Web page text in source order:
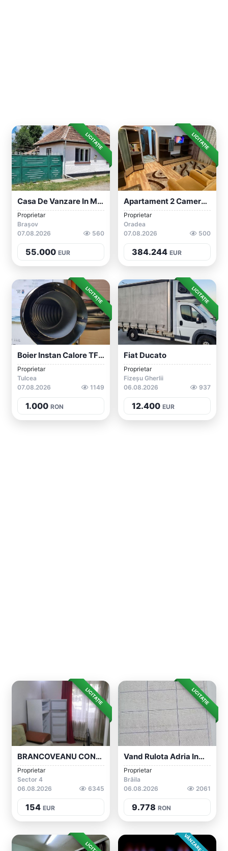
LICITAȚIE
Casa De Vanzare In Mateiaș, Jud. Brașov
Proprietar
Brașov
07.08.2026
560
55.000 EUR
LICITAȚIE
Apartament 2 Camere-Nufarul-Central
Proprietar
Oradea
07.08.2026
500
384.244 EUR
LICITAȚIE
Boier Instan Calore TF11CSC
Proprietar
Tulcea
07.08.2026
1149
1.000 RON
LICITAȚIE
Fiat Ducato
Proprietar
Fizeșu Gherlii
06.08.2026
937
12.400 EUR
LICITAȚIE
BRANCOVEANU CONF. 3
Proprietar
Sector 4
06.08.2026
6345
154 EUR
LICITAȚIE
Vand Rulota Adria Inmatriculat
Proprietar
Brăila
06.08.2026
2061
9.778 RON